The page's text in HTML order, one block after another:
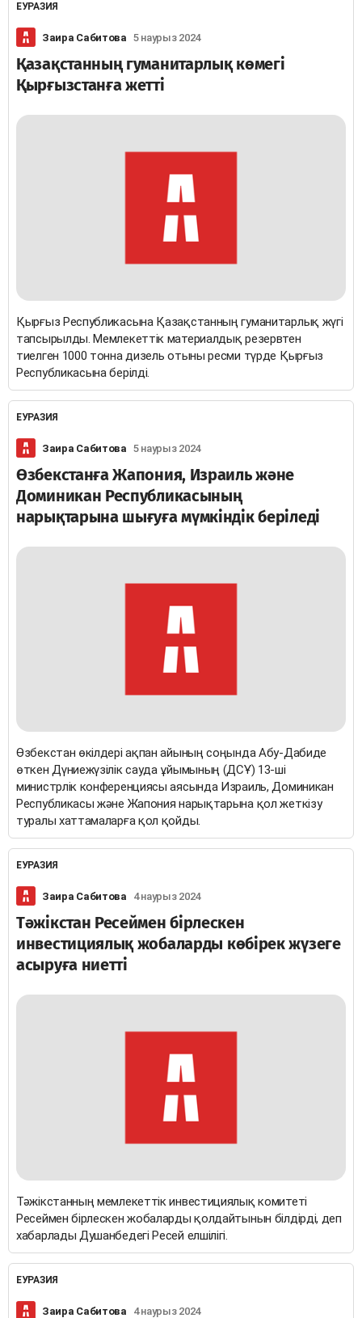
ЕУРАЗИЯ
Заира Сабитова 5 наурыз 2024
Қазақстанның гуманитарлық көмегі
Қырғызстанға жетті
Қырғыз Республикасына Қазақстанның гуманитарлық жүгі
тапсырылды. Мемлекеттік материалдық резервтен
тиелген 1000 тонна дизель отыны ресми түрде Қырғыз
Республикасына берілді.
ЕУРАЗИЯ
Заира Сабитова 5 наурыз 2024
Өзбекстанға Жапония, Израиль және
Доминикан Республикасының
нарықтарына шығуға мүмкіндік беріледі
Өзбекстан өкілдері ақпан айының соңында Абу-Дабиде
өткен Дүниежүзілік сауда ұйымының (ДСҰ) 13-ші
министрлік конференциясы аясында Израиль, Доминикан
Республикасы және Жапония нарықтарына қол жеткізу
туралы хаттамаларға қол қойды.
ЕУРАЗИЯ
Заира Сабитова 4 наурыз 2024
Тәжікстан Ресеймен бірлескен
инвестициялық жобаларды көбірек жүзеге
асыруға ниетті
Тәжікстанның мемлекеттік инвестициялық комитеті
Ресеймен бірлескен жобаларды қолдайтынын білдірді, деп
хабарлады Душанбедегі Ресей елшілігі.
ЕУРАЗИЯ
Заира Сабитова 4 наурыз 2024